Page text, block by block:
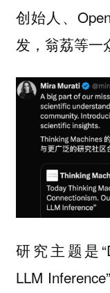
创始人、
发，翁荔等一
研究主题是
LLM